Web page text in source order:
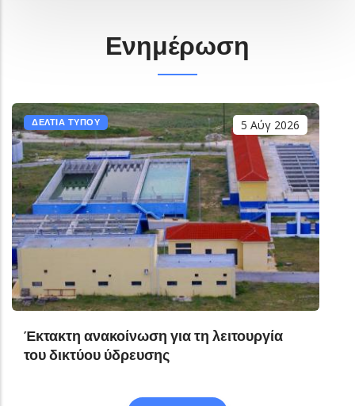
Ενημέρωση
ΔΕΛΤΙΑ ΤΥΠΟΥ 5 Αύγ 2026
Έκτακτη ανακοίνωση για τη λειτουργία
του δικτύου ύδρευσης